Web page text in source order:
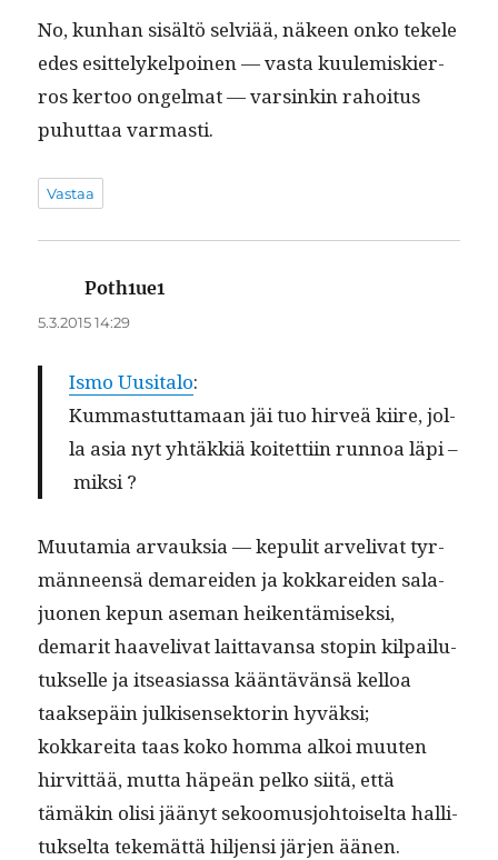
No, kun­han sisältö selviää, näkeen onko tekele
edes esit­te­lykelpoinen — vas­ta kuulemiskier­
ros ker­too ongel­mat — varsinkin rahoi­tus
puhut­taa varmasti.
Vastaa
Poth1ue1
5.3.2015 14:29
Ismo Uusi­ta­lo:
Kum­mas­tut­ta­maan jäi tuo hirveä kiire, jol­
la asia nyt yhtäkkiä koitet­ti­in run­noa läpi –
miksi ?
Muu­tamia arvauk­sia — kepulit arve­li­v­at tyr­
män­neen­sä demarei­den ja kokkarei­den sala­
juo­nen kepun ase­man heiken­tämisek­si,
demar­it haave­li­v­at lait­ta­vansa stopin kil­pailu­
tuk­selle ja itseasi­as­sa kään­tävän­sä kel­loa
taak­sepäin julkisensek­torin hyväk­si;
kokkare­i­ta taas koko hom­ma alkoi muuten
hirvit­tää, mut­ta häpeän pelko siitä, että
tämäkin olisi jäänyt sekoomusjo­htoiselta hal­li­
tuk­selta tekemät­tä hiljen­si jär­jen äänen.